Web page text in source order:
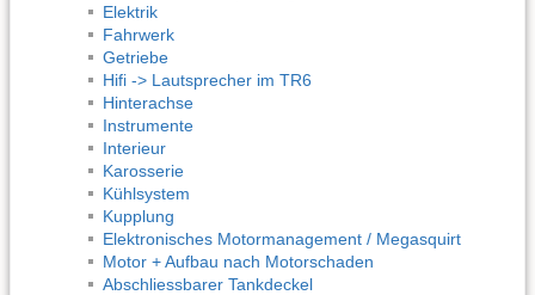
Elektrik
Fahrwerk
Getriebe
Hifi -> Lautsprecher im TR6
Hinterachse
Instrumente
Interieur
Karosserie
Kühlsystem
Kupplung
Elektronisches Motormanagement / Megasquirt
Motor + Aufbau nach Motorschaden
Abschliessbarer Tankdeckel